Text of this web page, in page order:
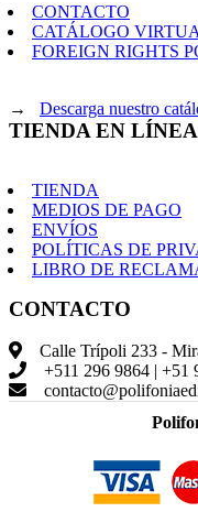
CONTACTO
CATÁLOGO
FOREIGN RIGHTS
→ Descarga nuestro
TIENDA EN LÍNEA
TIENDA
MEDIOS DE PAGO
ENVÍOS
POLÍTICAS DE
LIBRO DE
CONTACTO
Calle Trípoli 233 -
+511 296 9864 | +51